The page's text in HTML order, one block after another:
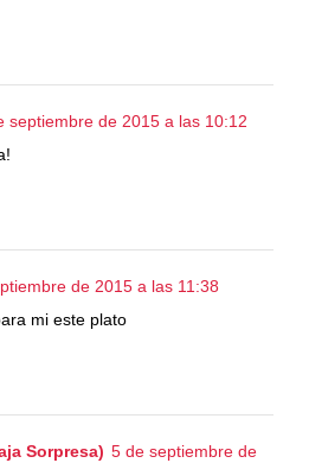
septiembre de 2015 a las 10:12
de 2015 a las 11:38
mi este plato
Sorpresa) 5 de septiembre de